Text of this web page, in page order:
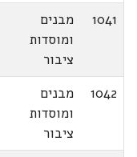
1041
מבנים
ומוסדות
ציבור
1042
מבנים
ומוסדות
ציבור